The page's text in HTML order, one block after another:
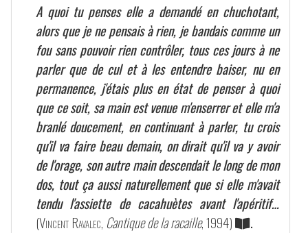
A quoi tu penses elle a demandé en chuchotant,
alors que je ne pensais à rien, je bandais comme un
fou sans pouvoir rien contrôler, tous ces jours à ne
parler que de cul et à les entendre baiser, nu en
permanence, j'étais plus en état de penser à quoi
que ce soit, sa main est venue m'enserrer et elle m'a
branlé doucement, en continuant à parler, tu crois
qu'il va faire beau demain, on dirait qu'il va y avoir
de l'orage, son autre main descendait le long de mon
dos, tout ça aussi naturellement que si elle m'avait
tendu l'assiette de cacahuètes avant l'apéritif…
(Vincent Ravalec, Cantique de la racaille, 1994)
.